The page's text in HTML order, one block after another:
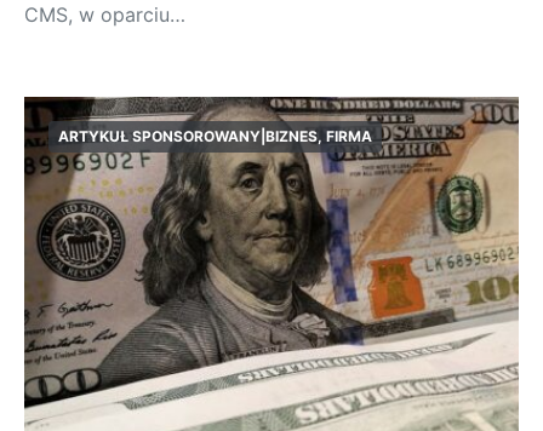
CMS, w oparciu…
ARTYKUŁ SPONSOROWANY|BIZNES, FIRMA